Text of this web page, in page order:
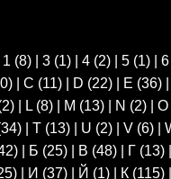
1 (8) 3 (1) 4 (2) 5 (1) 6
C (11) D (22) E (36)
L (8) M (13) N (2) O
T (13) U (2) V (6)
Б (25) В (48) Г (13)
И (37) Й (1) К (115)